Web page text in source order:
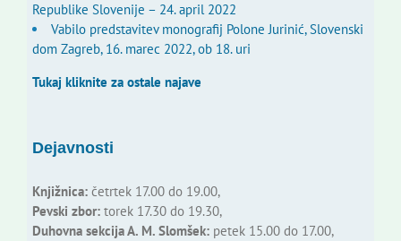
Republike Slovenije – 24. april 2022
Vabilo predstavitev monografij Polone Jurinić, Slovenski
dom Zagreb, 16. marec 2022, ob 18. uri
Tukaj kliknite za ostale najave
Dejavnosti
Knjižnica:četrtek 17.00 do 19.00,
Pevski zbor:torek 17.30 do 19.30,
Duhovna sekcija A. M. Slomšek:petek 15.00 do 17.00,